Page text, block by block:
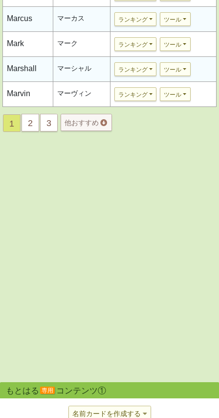
Marcus マーカス ランキング ツール
Mark マーク ランキング ツール
Marshall マーシャル ランキング ツール
Marvin マーヴィン ランキング ツール
1 2 3 他おすすめ
もとはる 専用 コンテンツ①
名前カードを作成する